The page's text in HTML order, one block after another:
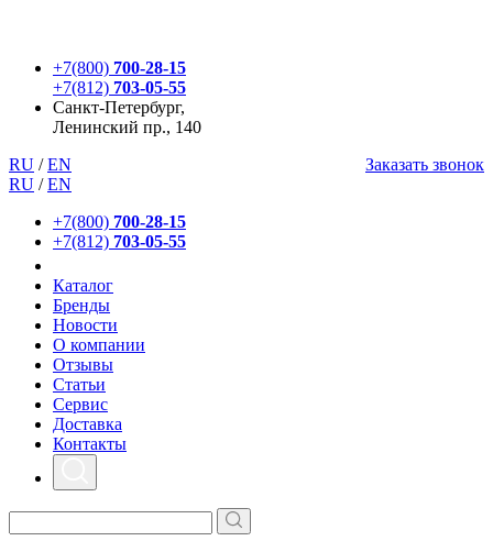
+7(800) 700-28-15
+7(812) 703-05-55
Санкт-Петербург,
Ленинский пр., 140
RU / EN
Заказать звонок
RU / EN
+7(800) 700-28-15
+7(812) 703-05-55
Каталог
Бренды
Новости
О компании
Отзывы
Статьи
Сервис
Доставка
Контакты